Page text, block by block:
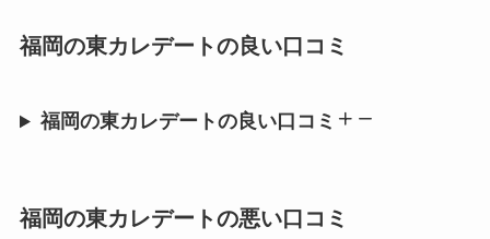
福岡の東カレデートの良い口コミ
福岡の東カレデートの良い口コミ
福岡の東カレデートの悪い口コミ